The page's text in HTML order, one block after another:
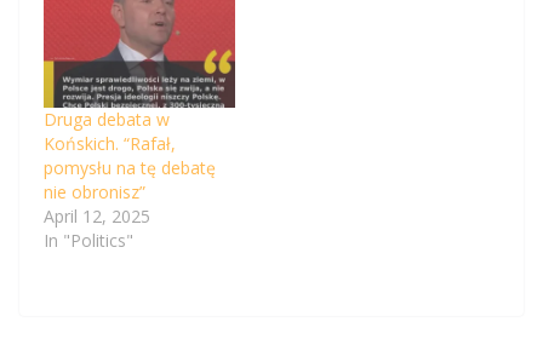
Druga debata w
Końskich. “Rafał,
pomysłu na tę debatę
nie obronisz”
April 12, 2025
In "Politics"